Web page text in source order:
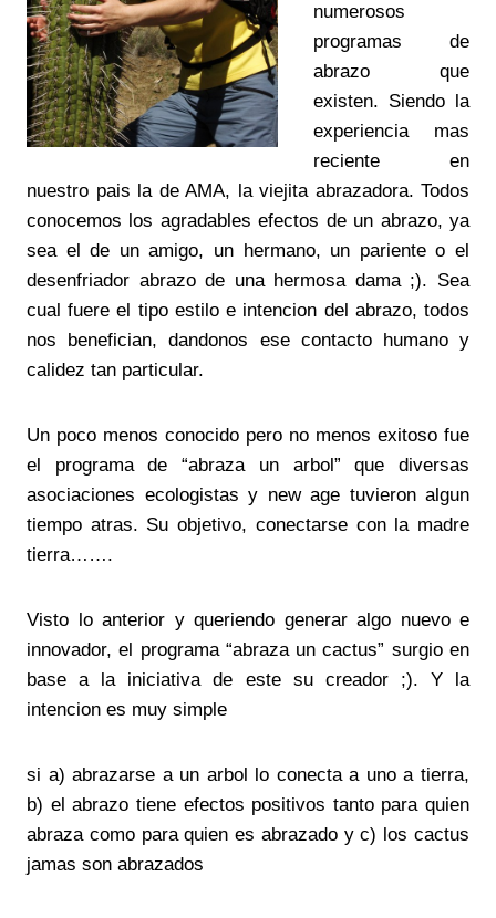
numerosos
programas de
abrazo que
existen. Siendo la
experiencia mas
reciente en
nuestro pais la de AMA, la viejita abrazadora. Todos
conocemos los agradables efectos de un abrazo, ya
sea el de un amigo, un hermano, un pariente o el
desenfriador abrazo de una hermosa dama ;). Sea
cual fuere el tipo estilo e intencion del abrazo, todos
nos benefician, dandonos ese contacto humano y
calidez tan particular.
Un poco menos conocido pero no menos exitoso fue
el programa de “abraza un arbol” que diversas
asociaciones ecologistas y new age tuvieron algun
tiempo atras. Su objetivo, conectarse con la madre
tierra…….
Visto lo anterior y queriendo generar algo nuevo e
innovador, el programa “abraza un cactus” surgio en
base a la iniciativa de este su creador ;). Y la
intencion es muy simple
si a) abrazarse a un arbol lo conecta a uno a tierra,
b) el abrazo tiene efectos positivos tanto para quien
abraza como para quien es abrazado y c) los cactus
jamas son abrazados